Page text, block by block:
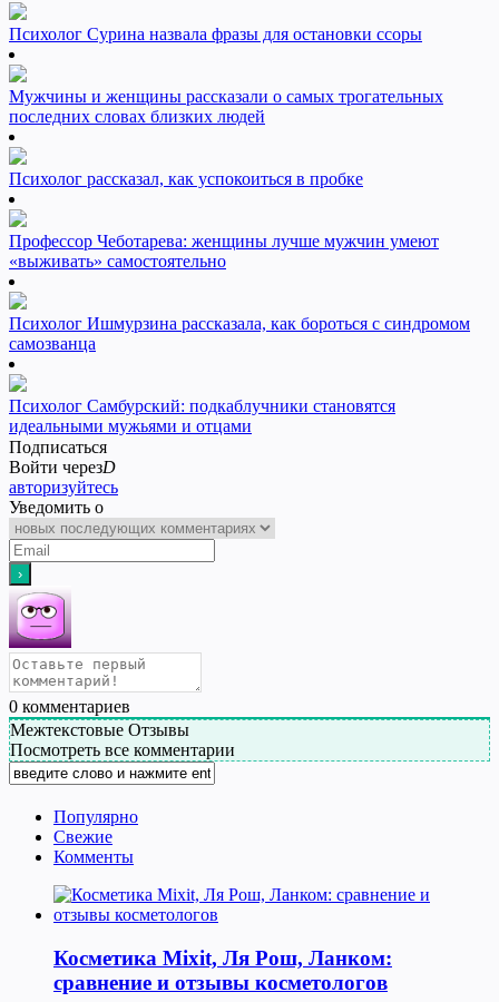
Психолог Сурина назвала фразы для остановки ссоры
Мужчины и женщины рассказали о самых трогательных
последних словах близких людей
Психолог рассказал, как успокоиться в пробке
Профессор Чеботарева: женщины лучше мужчин умеют
«выживать» самостоятельно
Психолог Ишмурзина рассказала, как бороться с синдромом
самозванца
Психолог Самбурский: подкаблучники становятся
идеальными мужьями и отцами
Подписаться
Войти черезD
авторизуйтесь
Уведомить о
0 комментариев
Межтекстовые Отзывы
Посмотреть все комментарии
Популярно
Свежие
Комменты
Косметика Мixit, Ля Рош, Ланком:
сравнение и отзывы косметологов